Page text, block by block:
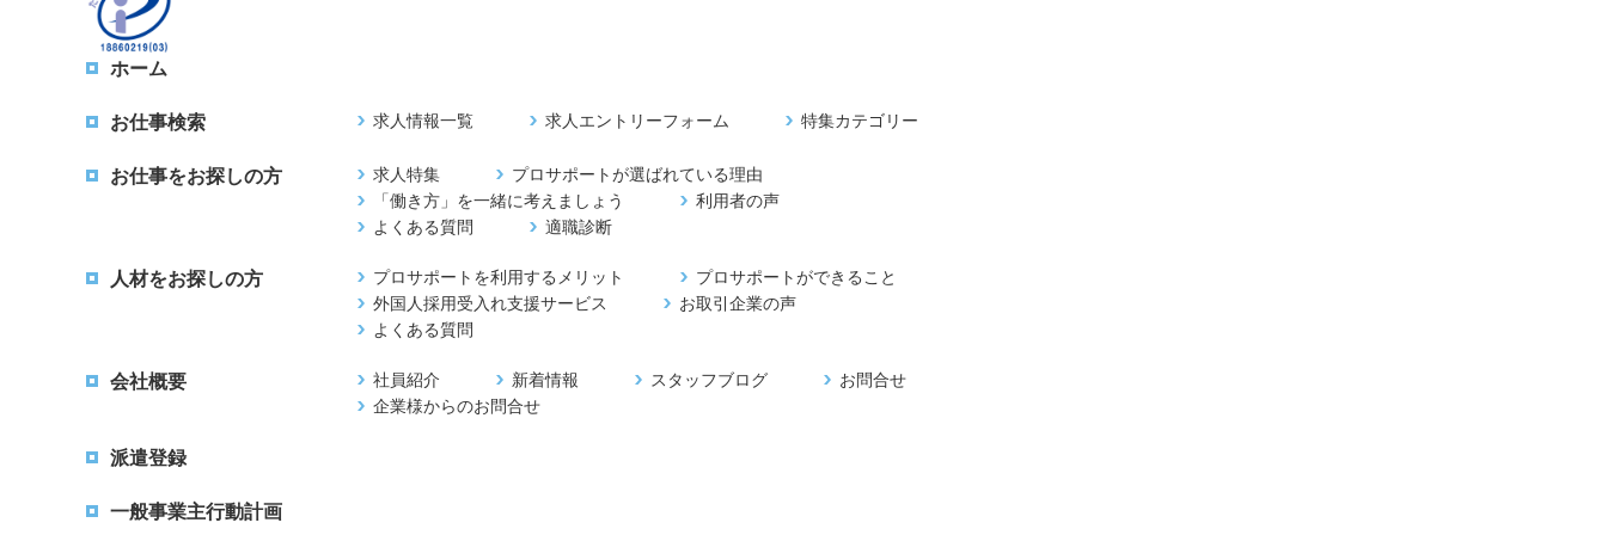
ホーム
お仕事検索 求人情報一覧 求人エントリーフォーム 特集カテゴリー
お仕事をお探しの方 求人特集
プロサポートが選ばれている理由
「働き方」を一緒に考えましょう
利用者の声
よくある質問
適職診断
人材をお探しの方 プロサポートを利用するメリット
プロサポートができること
外国人採用受入れ支援サービス
お取引企業の声
よくある質問
会社概要 社員紹介 新着情報 スタッフブログ
お問合せ
企業様からのお問合せ
派遣登録
一般事業主行動計画